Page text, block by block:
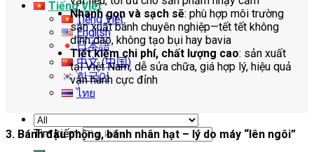
Tiếng Việt
Tiếng Việt
English
日本語
中文 (中国)
한국어
ไทย
Tìm kiếm:
Nhanh gọn và sạch sẽ: phù hợp môi trường
sản xuất bánh chuyên nghiệp—tết tết không
dính dao, không tạo bụi hay bavia
Tiết kiệm chi phí, chất lượng cao: sản xuất
tại Việt Nam, dễ sửa chữa, giá hợp lý, hiệu quả
vận hành cực đỉnh
3. Bánh đậu phộng, bánh nhân hạt – lý do máy “lên ngôi”